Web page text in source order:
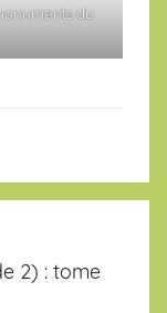
du
2) : tome